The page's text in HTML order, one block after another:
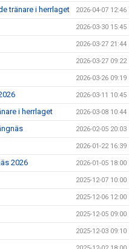
tränare i herrlaget 2026-04-07 12:46
2026-03-30 15:45
2026-03-27 21:44
2026-03-27 09:22
2026-03-26 09:19
2026-03-11 10:45
i herrlaget 2026-03-08 10:44
2026-02-05 20:03
2026-01-22 16:39
2026 2026-01-05 18:00
2025-12-07 10:00
2025-12-06 12:00
2025-12-05 09:00
2025-12-03 09:10